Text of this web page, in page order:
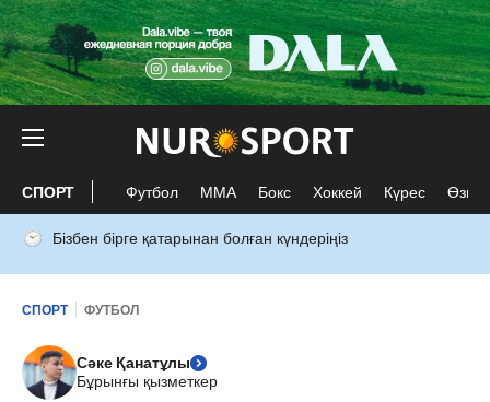
СПОРТ Футбол ММА Бокс Хоккей Күрес Өзге
Бізбен бірге қатарынан болған күндеріңіз
СПОРТ ФУТБОЛ
Сәке Қанатұлы
Бұрынғы қызметкер